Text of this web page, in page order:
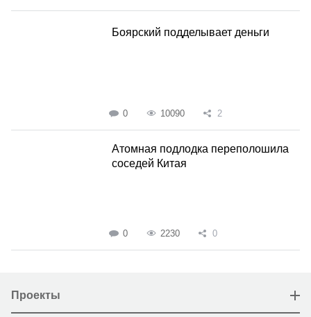
Боярский подделывает деньги
0 10090 2
Атомная подлодка переполошила
соседей Китая
0 2230 0
Проекты